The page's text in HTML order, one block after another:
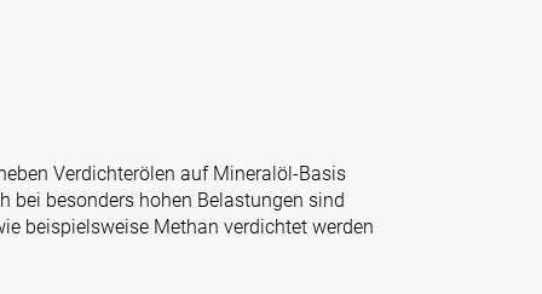
Verdichterölen auf Mineralöl-Basis
bei besonders hohen Belastungen sind
beispielsweise Methan verdichtet werden